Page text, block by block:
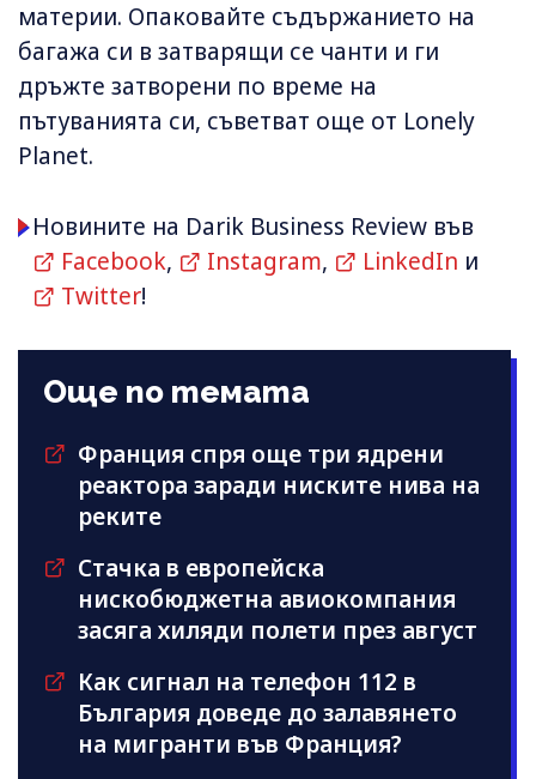
материи. Опаковайте съдържанието на
багажа си в затварящи се чанти и ги
дръжте затворени по време на
пътуванията си, съветват още от Lonely
Planet.
Новините на Darik Business Review във
Facebook, Instagram, LinkedIn и
Twitter!
Още по темата
Франция спря още три ядрени
реактора заради ниските нива на
реките
Стачка в европейска
нискобюджетна авиокомпания
засяга хиляди полети през август
Как сигнал на телефон 112 в
България доведе до залавянето
на мигранти във Франция?